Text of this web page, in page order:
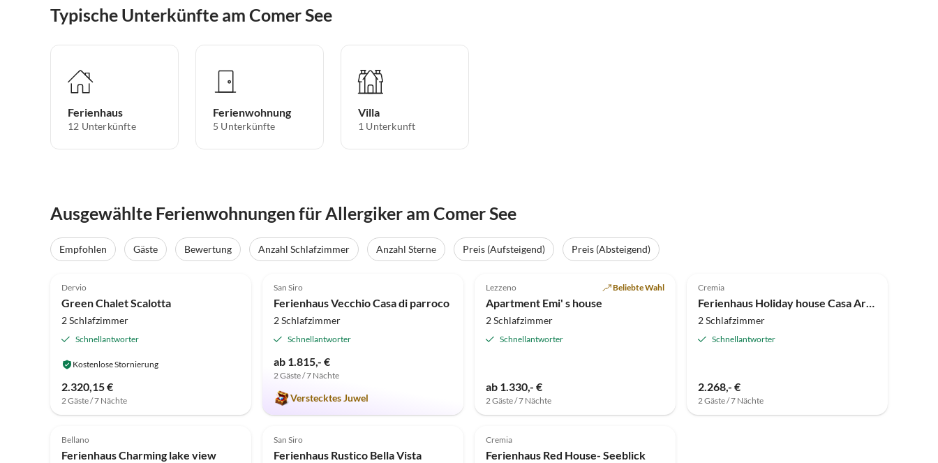
Typische Unterkünfte am Comer See
Ferienhaus
12 Unterkünfte
Ferienwohnung
5 Unterkünfte
Villa
1 Unterkunft
Ausgewählte Ferienwohnungen für Allergiker am Comer See
Empfohlen Gäste Bewertung Anzahl Schlafzimmer Anzahl Sterne Preis (Aufsteigend) Preis (Absteigend)
Top-Inserat
Dervio
Green Chalet Scalotta
2 Schlafzimmer
Schnellantworter
Kostenlose Stornierung
2.320,15 €
2 Gäste / 7 Nächte
San Siro
Ferienhaus Vecchio Casa di parroco
2 Schlafzimmer
Schnellantworter
ab 1.815,- €
2 Gäste / 7 Nächte
Verstecktes Juwel
Lezzeno Beliebte Wahl
Apartment Emi' s house
2 Schlafzimmer
Schnellantworter
ab 1.330,- €
2 Gäste / 7 Nächte
Cremia
Ferienhaus Holiday house Casa Arena
2 Schlafzimmer
Schnellantworter
2.268,- €
2 Gäste / 7 Nächte
Bellano
Ferienhaus Charming lake view
San Siro
Ferienhaus Rustico Bella Vista
Cremia
Ferienhaus Red House- Seeblick